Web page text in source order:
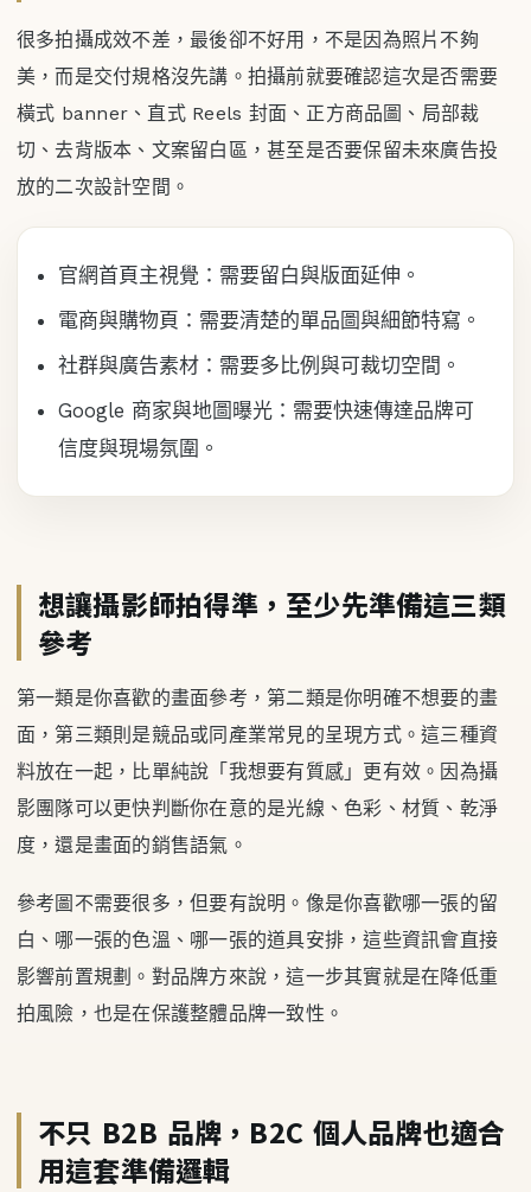
很多拍攝成效不差，最後卻不好用，不是因為照片不夠
美，而是交付規格沒先講。拍攝前就要確認這次是否需要
橫式 banner、直式 Reels 封面、正方商品圖、局部裁
切、去背版本、文案留白區，甚至是否要保留未來廣告投
放的二次設計空間。
官網首頁主視覺：需要留白與版面延伸。
電商與購物頁：需要清楚的單品圖與細節特寫。
社群與廣告素材：需要多比例與可裁切空間。
Google 商家與地圖曝光：需要快速傳達品牌可
信度與現場氛圍。
想讓攝影師拍得準，至少先準備這三類
參考
第一類是你喜歡的畫面參考，第二類是你明確不想要的畫
面，第三類則是競品或同產業常見的呈現方式。這三種資
料放在一起，比單純說「我想要有質感」更有效。因為攝
影團隊可以更快判斷你在意的是光線、色彩、材質、乾淨
度，還是畫面的銷售語氣。
參考圖不需要很多，但要有說明。像是你喜歡哪一張的留
白、哪一張的色溫、哪一張的道具安排，這些資訊會直接
影響前置規劃。對品牌方來說，這一步其實就是在降低重
拍風險，也是在保護整體品牌一致性。
不只 B2B 品牌，B2C 個人品牌也適合
用這套準備邏輯